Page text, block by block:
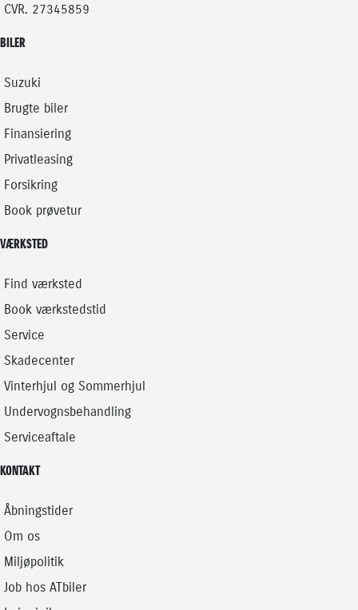
CVR. 27345859
BILER
Suzuki
Brugte biler
Finansiering
Privatleasing
Forsikring
Book prøvetur
VÆRKSTED
Find værksted
Book værkstedstid
Service
Skadecenter
Vinterhjul og Sommerhjul
Undervognsbehandling
Serviceaftale
KONTAKT
Åbningstider
Om os
Miljøpolitik
Job hos ATbiler